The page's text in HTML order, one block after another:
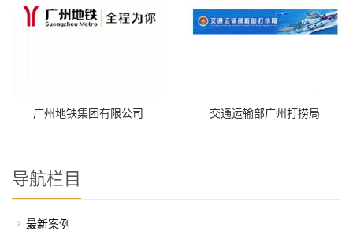
广州地铁集团有限公司 交通运输部广州打捞局
导航栏目
最新案例